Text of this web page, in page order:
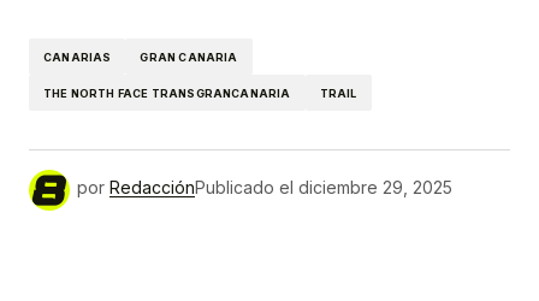
CANARIAS GRAN CANARIA
THE NORTH FACE TRANSGRANCANARIA TRAIL
por RedacciónPublicado el diciembre 29, 2025